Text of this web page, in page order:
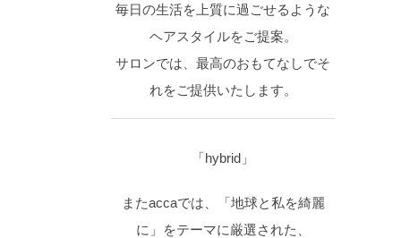
毎日の生活を上質に過ごせるような
ヘアスタイルをご提案。
サロンでは、最高のおもてなしでそ
れをご提供いたします。
「hybrid」
またaccaでは、「地球と私を綺麗
に」をテーマに厳選された、